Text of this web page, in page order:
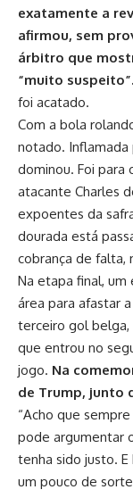
exatamente a
afirmou, sem
árbitro que
“muito suspeito”.
foi acatado.
Com a bola
notado. Inflamada
dominou. Foi para
atacante Charles
expoentes da
dourada está
cobrança de falta,
Na etapa final,
área para afastar
terceiro gol belga,
que entrou no
jogo. Na
de Trump, junto
“Acho que
pode argumentar
tenha sido justo.
um pouco de